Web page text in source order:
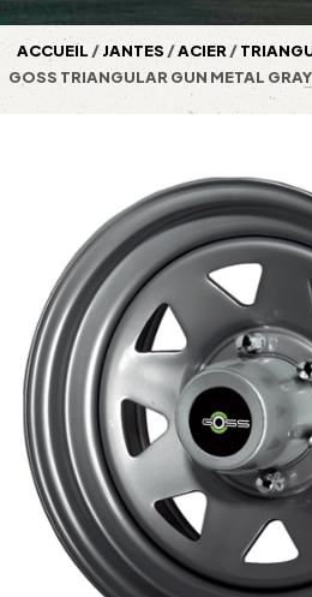
ACCUEIL /JANTES /ACIER /
GOSS TRIANGULAR GUN METAL